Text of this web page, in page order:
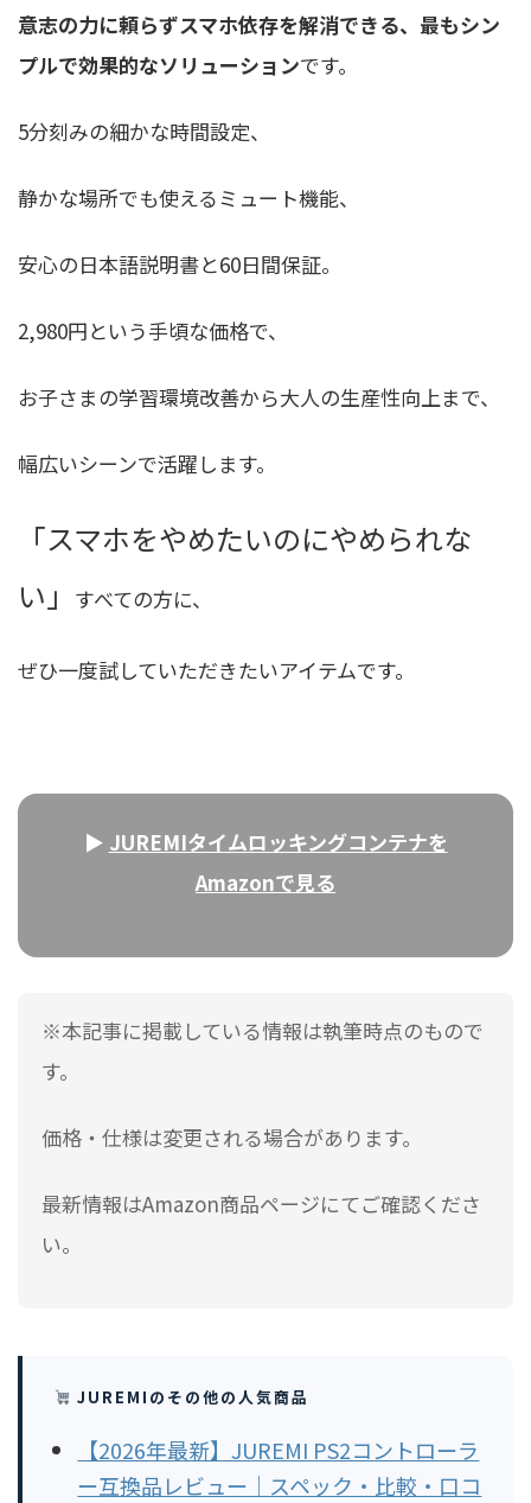
意志の力に頼らずスマホ依存を解消できる、最もシン
プルで効果的なソリューションです。
5分刻みの細かな時間設定、
静かな場所でも使えるミュート機能、
安心の日本語説明書と60日間保証。
2,980円という手頃な価格で、
お子さまの学習環境改善から大人の生産性向上まで、
幅広いシーンで活躍します。
「スマホをやめたいのにやめられな
い」
すべての方に、
ぜひ一度試していただきたいアイテムです。
▶ JUREMIタイムロッキングコンテナを
Amazonで見る
※本記事に掲載している情報は執筆時点のもので
す。
価格・仕様は変更される場合があります。
最新情報はAmazon商品ページにてご確認くださ
い。
JUREMIのその他の人気商品
【2026年最新】JUREMI PS2コントローラ
ー互換品レビュー｜スペック・比較・口コ